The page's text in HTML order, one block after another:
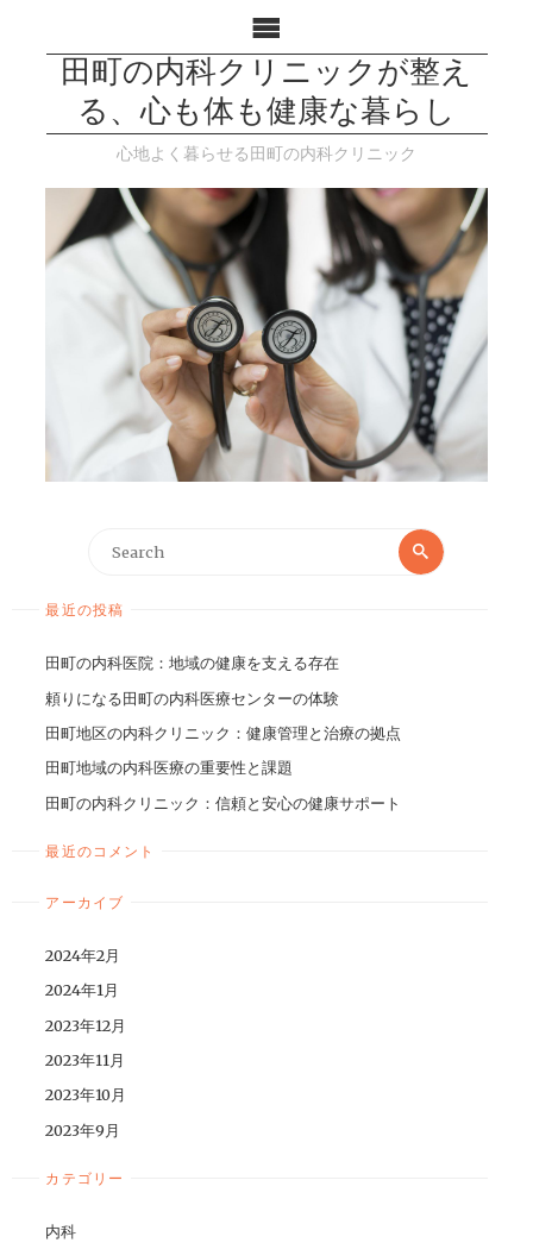
田町の内科クリニックが整え
る、心も体も健康な暮らし
心地よく暮らせる田町の内科クリニック
最近の投稿
田町の内科医院：地域の健康を支える存在
頼りになる田町の内科医療センターの体験
田町地区の内科クリニック：健康管理と治療の拠点
田町地域の内科医療の重要性と課題
田町の内科クリニック：信頼と安心の健康サポート
最近のコメント
アーカイブ
2024年2月
2024年1月
2023年12月
2023年11月
2023年10月
2023年9月
カテゴリー
内科